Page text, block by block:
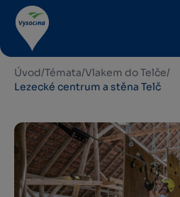
Úvod/Témata/Vlakem do Telče/
Lezecké centrum a stěna Telč